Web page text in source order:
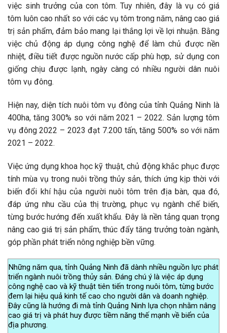
việc sinh trưởng của con tôm. Tuy nhiên, đây là vụ có giá
tôm luôn cao nhất so với các vụ tôm trong năm, nâng cao giá
trị sản phẩm, đảm bảo mang lại thắng lợi về lợi nhuận. Bằng
việc chủ động áp dụng công nghệ để làm chủ được nền
nhiệt, điều tiết được nguồn nước cấp phù hợp, sử dụng con
giống chịu được lạnh, ngày càng có nhiều người dân nuôi
tôm vụ đông.
Hiện nay, diện tích nuôi tôm vụ đông của tỉnh Quảng Ninh là
400ha, tăng 300% so với năm 2021 – 2022. Sản lượng tôm
vụ đông 2022 – 2023 đạt 7.200 tấn, tăng 500% so với năm
2021 – 2022.
Việc ứng dụng khoa học kỹ thuật, chủ động khắc phục được
tính mùa vụ trong nuôi trồng thủy sản, thích ứng kịp thời với
biến đổi khí hậu của người nuôi tôm trên địa bàn, qua đó,
đáp ứng nhu cầu của thị trường, phục vụ ngành chế biến,
từng bước hướng đến xuất khẩu. Đây là nền tảng quan trọng
nâng cao giá trị sản phẩm, thúc đẩy tăng trưởng toàn ngành,
góp phần phát triển nông nghiệp bền vững.
Những năm qua, tỉnh Quảng Ninh đã dành nhiều nguồn lực phát
triển ngành nuôi trồng thủy sản. Đáng chú ý là việc áp dụng
công nghệ cao và kỹ thuật tiên tiến trong nuôi tôm, từng bước
đem lại hiệu quả kinh tế cao cho người dân và doanh nghiệp.
Đây cũng là hướng đi mà tỉnh Quảng Ninh lựa chọn nhằm nâng
cao giá trị và phát huy được tiềm năng thế mạnh về biển của
địa phương.